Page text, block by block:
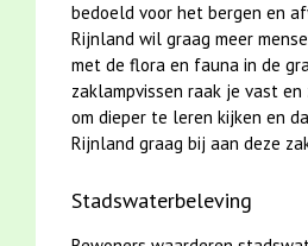
bedoeld voor het bergen en
Rijnland wil graag meer
met de flora en fauna in de
zaklampvissen raak je vast
om dieper te leren kijken en
Rijnland graag bij aan deze
Stadswaterbeleving